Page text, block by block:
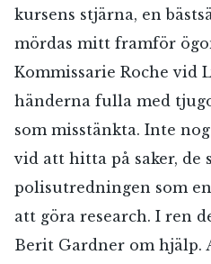
kursens stjärna, en
mördas mitt framför
Kommissarie Roche vid
händerna fulla med
som misstänkta. Inte
vid att hitta på saker, de
polisutredningen som
att göra research. I ren
Berit Gardner om hjälp.